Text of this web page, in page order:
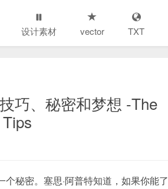
设计素材 vector TXT
巧、秘密和梦想 -The
秘密。塞思·阿普特知道，如果你能了